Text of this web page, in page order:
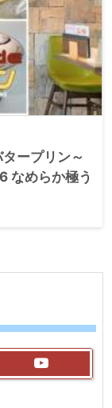
ープリン～
なめらか極う